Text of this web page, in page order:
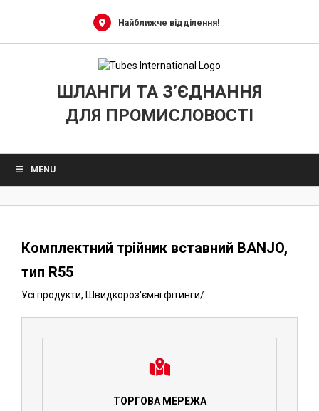
Найближче відділення!
ШЛАНГИ ТА З’ЄДНАННЯ
ДЛЯ ПРОМИСЛОВОСТІ
MENU
Комплектний трійник вставний BANJO,
тип R55
Усі продукти, Швидкороз'ємні фітинги/
ТОРГОВА МЕРЕЖА